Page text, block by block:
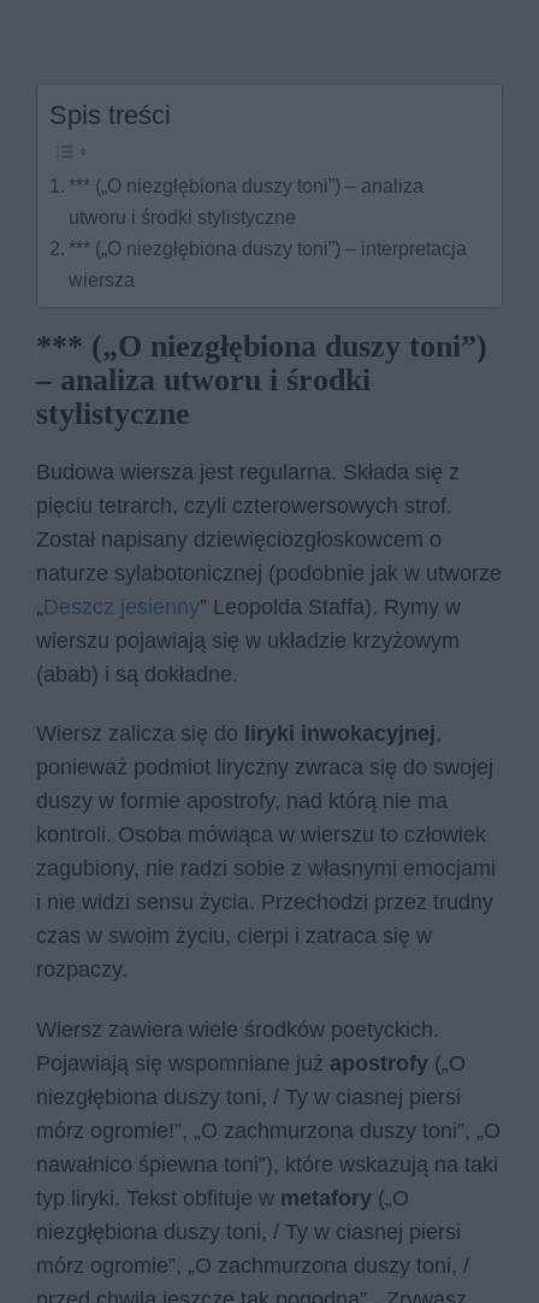
Spis treści
*** („O niezgłębiona duszy toni”) – analiza
utworu i środki stylistyczne
*** („O niezgłębiona duszy toni”) – interpretacja
wiersza
*** („O niezgłębiona duszy toni”)
– analiza utworu i środki
stylistyczne
Budowa wiersza jest regularna. Składa się z
pięciu tetrarch, czyli czterowersowych strof.
Został napisany dziewięciozgłoskowcem o
naturze sylabotonicznej (podobnie jak w utworze
„Deszcz jesienny” Leopolda Staffa). Rymy w
wierszu pojawiają się w układzie krzyżowym
(abab) i są dokładne.
Wiersz zalicza się do liryki inwokacyjnej,
ponieważ podmiot liryczny zwraca się do swojej
duszy w formie apostrofy, nad którą nie ma
kontroli. Osoba mówiąca w wierszu to człowiek
zagubiony, nie radzi sobie z własnymi emocjami
i nie widzi sensu życia. Przechodzi przez trudny
czas w swoim życiu, cierpi i zatraca się w
rozpaczy.
Wiersz zawiera wiele środków poetyckich.
Pojawiają się wspomniane już apostrofy („O
niezgłębiona duszy toni, / Ty w ciasnej piersi
mórz ogromie!”, „O zachmurzona duszy toni”, „O
nawałnico śpiewna toni”), które wskazują na taki
typ liryki. Tekst obfituje w metafory („O
niezgłębiona duszy toni, / Ty w ciasnej piersi
mórz ogromie”, „O zachmurzona duszy toni, /